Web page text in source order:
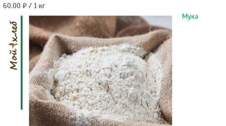
60.00 ₽ / 1 кг
Мука